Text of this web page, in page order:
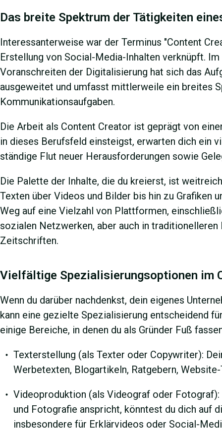
Das breite Spektrum der Tätigkeiten
Interessanterweise war der Terminus "Content
Erstellung von Social-Media-Inhalten verknüpft.
Voranschreiten der Digitalisierung hat sich das
ausgeweitet und umfasst mittlerweile ein breites
Kommunikationsaufgaben.
Die Arbeit als Content Creator ist geprägt von
in dieses Berufsfeld einsteigst, erwarten dich ein
ständige Flut neuer Herausforderungen sowie
Die Palette der Inhalte, die du kreierst, ist
Texten über Videos und Bilder bis hin zu Grafiken
Weg auf eine Vielzahl von Plattformen,
sozialen Netzwerken, aber auch in traditionelleren
Zeitschriften.
Vielfältige Spezialisierungsoptionen im
Wenn du darüber nachdenkst, dein eigenes
kann eine gezielte Spezialisierung entscheidend
einige Bereiche, in denen du als Gründer Fuß
Texterstellung (als Texter oder Copywriter):
Werbetexten, Blogartikeln, Ratgebern,
Videoproduktion (als Videograf oder
und Fotografie anspricht, könntest du dich auf
insbesondere für Erklärvideos oder Social-